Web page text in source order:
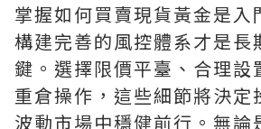
掌握如何買賣現貨黃金是入
構建完善的風控體系才是長
鍵。選擇限價平臺、合理設
重倉操作，這些細節將決定
波動市場中穩健前行。無論